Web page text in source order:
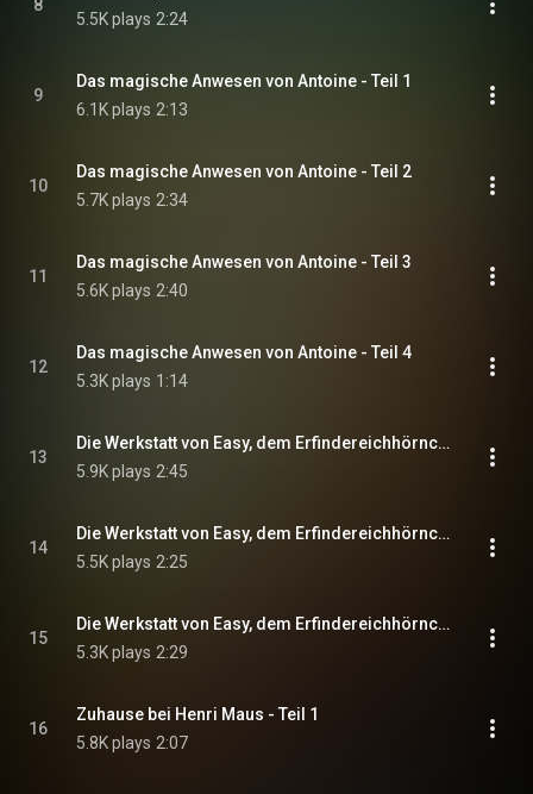
8
5.5K plays 2:24
9
Das magische Anwesen von Antoine - Teil 1
6.1K plays 2:13
10
Das magische Anwesen von Antoine - Teil 2
5.7K plays 2:34
11
Das magische Anwesen von Antoine - Teil 3
5.6K plays 2:40
12
Das magische Anwesen von Antoine - Teil 4
5.3K plays 1:14
13
Die Werkstatt von Easy, dem Erfindereichhörnchen - Teil 1
5.9K plays 2:45
14
Die Werkstatt von Easy, dem Erfindereichhörnchen - Teil 2
5.5K plays 2:25
15
Die Werkstatt von Easy, dem Erfindereichhörnchen - Teil 3
5.3K plays 2:29
16
Zuhause bei Henri Maus - Teil 1
5.8K plays 2:07